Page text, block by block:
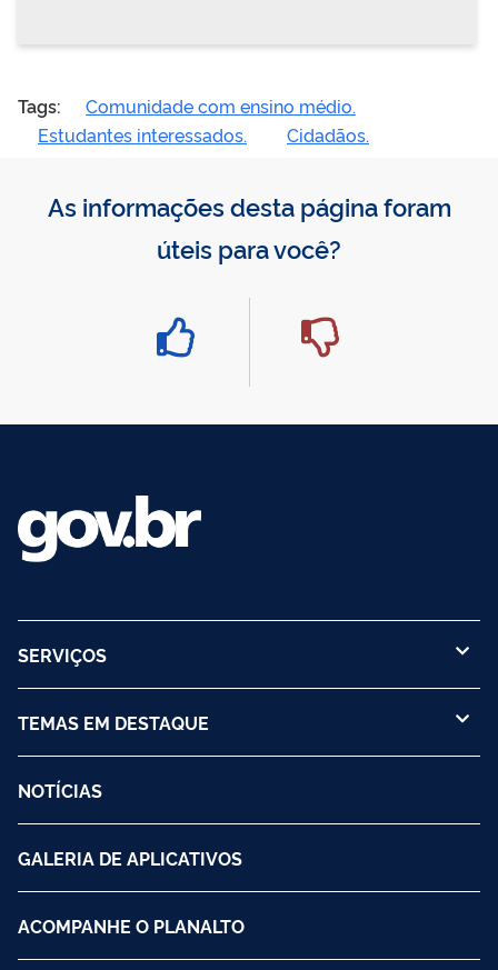
Tags:
Comunidade com ensino médio.
Estudantes interessados.
Cidadãos.
As informações desta página foram
úteis para você?
SERVIÇOS
TEMAS EM DESTAQUE
NOTÍCIAS
GALERIA DE APLICATIVOS
ACOMPANHE O PLANALTO